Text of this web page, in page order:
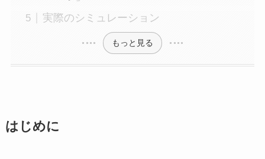
実際のシミュレーション
もっと見る
はじめに